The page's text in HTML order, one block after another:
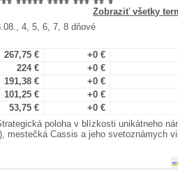
Zobraziť všetky
4, 5, 6, 7, 8 dňové
267,75 €
+0 €
224 €
+0 €
191,38 €
+0 €
101,25 €
+0 €
53,75 €
+0 €
poloha v blízkosti unikátneho
mestečká Cassis a jeho svetoznámych